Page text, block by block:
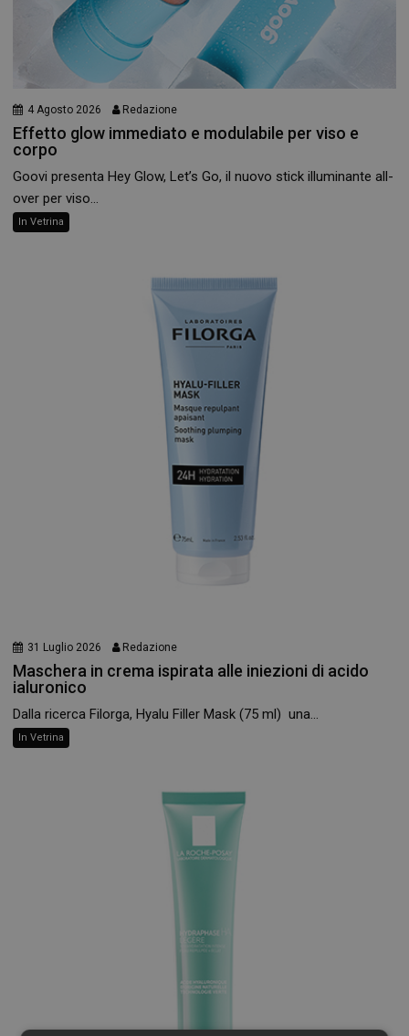
4 Agosto 2026 Redazione
Effetto glow immediato e modulabile per viso e
corpo
Goovi presenta Hey Glow, Let’s Go, il nuovo stick illuminante all-
over per viso...
In Vetrina
31 Luglio 2026 Redazione
Maschera in crema ispirata alle iniezioni di acido
ialuronico
Dalla ricerca Filorga, Hyalu Filler Mask (75 ml) una...
In Vetrina